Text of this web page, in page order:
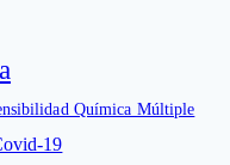
Química Múltiple
19